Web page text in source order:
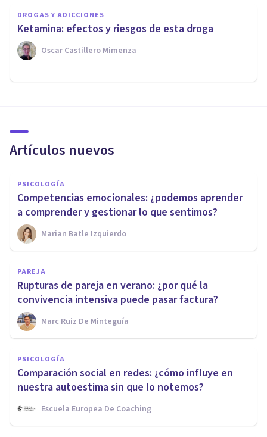
DROGAS Y ADICCIONES
Ketamina: efectos y riesgos de esta droga
Oscar Castillero Mimenza
Artículos nuevos
PSICOLOGÍA
Competencias emocionales: ¿podemos aprender
a comprender y gestionar lo que sentimos?
Marian Batle Izquierdo
PAREJA
Rupturas de pareja en verano: ¿por qué la
convivencia intensiva puede pasar factura?
Marc Ruiz De Minteguía
PSICOLOGÍA
Comparación social en redes: ¿cómo influye en
nuestra autoestima sin que lo notemos?
Escuela Europea De Coaching